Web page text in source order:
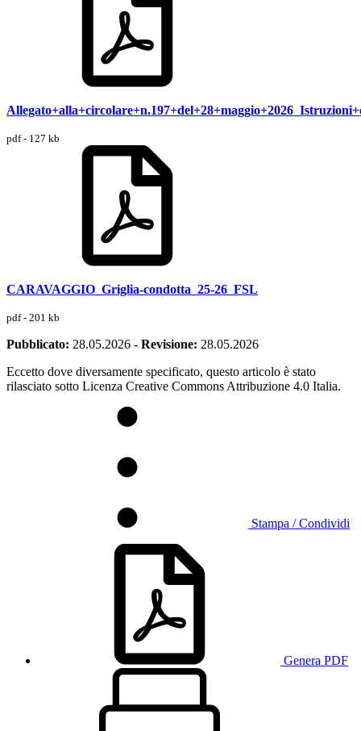
pdf - 127 kb
CARAVAGGIO_Griglia-condotta_25-26_FSL
pdf - 201 kb
Pubblicato: 28.05.2026 - Revisione: 28.05.2026
Eccetto dove diversamente specificato, questo articolo è stato
rilasciato sotto Licenza Creative Commons Attribuzione 4.0 Italia.
Stampa / Condividi
Genera PDF